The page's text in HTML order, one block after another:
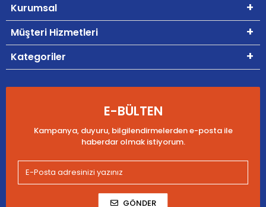
Kurumsal
Müşteri Hizmetleri
Kategoriler
E-BÜLTEN
Kampanya, duyuru, bilgilendirmelerden e-posta ile
haberdar olmak istiyorum.
GÖNDER